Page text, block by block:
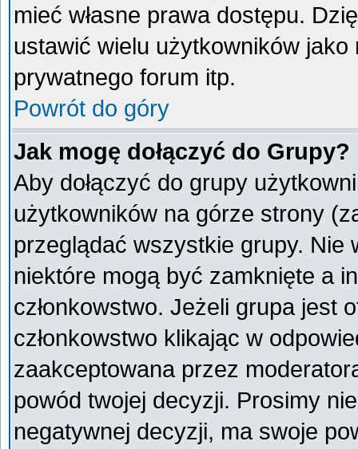
mieć własne prawa dostępu.
ustawić wielu użytkowników
prywatnego forum itp.
Powrót do góry
Jak mogę dołączyć do Grupy?
Aby dołączyć do grupy
użytkowników na górze strony
przeglądać wszystkie grupy.
niektóre mogą być zamknięte a
członkowstwo. Jeżeli grupa jest
członkowstwo klikając w
zaakceptowana przez
powód twojej decyzji. Prosimy
negatywnej decyzji, ma swoje